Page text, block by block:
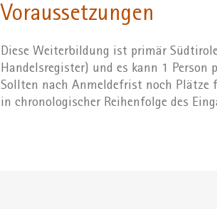
Voraussetzungen
Diese Weiterbildung ist primär
Handelsregister) und es kann 1 Person
Sollten nach Anmeldefrist noch Plätze
in chronologischer Reihenfolge des